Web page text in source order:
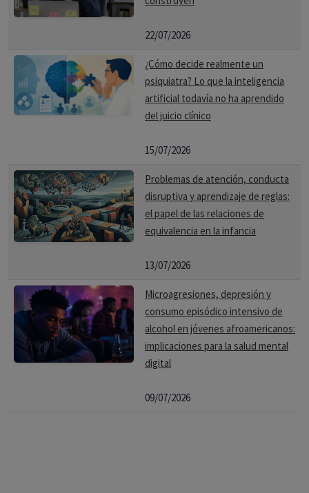
22/07/2026
¿Cómo decide realmente un
psiquiatra? Lo que la inteligencia
artificial todavía no ha aprendido
del juicio clínico
15/07/2026
Problemas de atención, conducta
disruptiva y aprendizaje de reglas:
el papel de las relaciones de
equivalencia en la infancia
13/07/2026
Microagresiones, depresión y
consumo episódico intensivo de
alcohol en jóvenes afroamericanos:
implicaciones para la salud mental
digital
09/07/2026